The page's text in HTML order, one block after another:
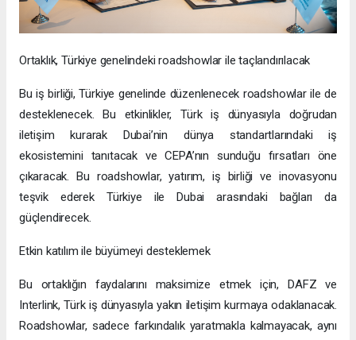
Ortaklık, Türkiye genelindeki roadshowlar ile taçlandırılacak
Bu iş birliği, Türkiye genelinde düzenlenecek roadshowlar ile de
desteklenecek. Bu etkinlikler, Türk iş dünyasıyla doğrudan
iletişim kurarak Dubai’nin dünya standartlarındaki iş
ekosistemini tanıtacak ve CEPA’nın sunduğu fırsatları öne
çıkaracak. Bu roadshowlar, yatırım, iş birliği ve inovasyonu
teşvik ederek Türkiye ile Dubai arasındaki bağları da
güçlendirecek.
Etkin katılım ile büyümeyi desteklemek
Bu ortaklığın faydalarını maksimize etmek için, DAFZ ve
Interlink, Türk iş dünyasıyla yakın iletişim kurmaya odaklanacak.
Roadshowlar, sadece farkındalık yaratmakla kalmayacak, aynı